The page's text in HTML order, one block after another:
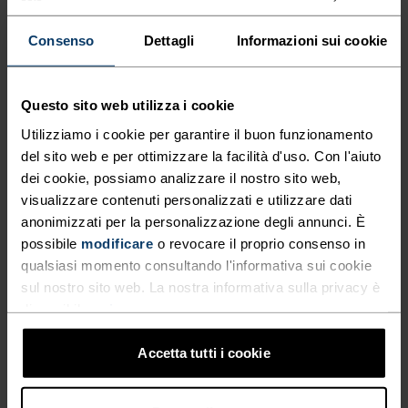
Consenso Dettagli Informazioni sui cookie
Questo sito web utilizza i cookie
Utilizziamo i cookie per garantire il buon funzionamento
del sito web e per ottimizzare la facilità d'uso. Con l'aiuto
dei cookie, possiamo analizzare il nostro sito web,
visualizzare contenuti personalizzati e utilizzare dati
anonimizzati per la personalizzazione degli annunci. È
possibile modificare o revocare il proprio consenso in
qualsiasi momento consultando l'informativa sui cookie
sul nostro sito web. La nostra informativa sulla privacy è
Accetta tutti i cookie
TECNICHE, QUESTI SHORT DA
TREKKING VERSATILI ED
ESTREMAMENTE COMODI
SONO REALIZZATI
UTILIZZANDO UN TESSUTO
ELASTICIZZATO IN DUE
DIREZIONI AD ASCIUGATURA
RAPIDA CHE OFFRE LE
MIGLIORI PRESTAZIONI E LA
LIBERTÀ DI MOVIMENTO
RICHIESTE DAGLI
ESCURSIONISTI PIÙ DINAMICI
IN QUALSIASI CONDIZIONE
direzioni ad asciugatura rapida che offre le
migliori prestazioni e la libertà di movimento
richieste dagli escursionisti più dinamici in
anteriori con zip permettono di proteggere e
tenere al sicuro gli oggetti essenziali, mentre le
due tasche posteriori applicate e gli orli con
risvolti offrono un tocco di stile classico.
Caratterizzati da un taglio pulito, leggero e pronto
per l'avventura, gli short Conversion di Odlo
offrono uno stile senza tempo e tutte le
prestazioni tecniche di cui hai bisogno durante le
escursioni.